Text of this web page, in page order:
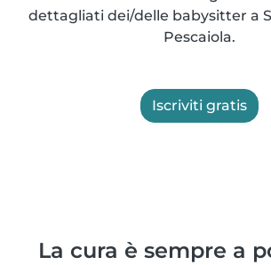
dettagliati dei/delle babysitter a
Pescaiola.
Iscriviti gratis
La cura è sempre a